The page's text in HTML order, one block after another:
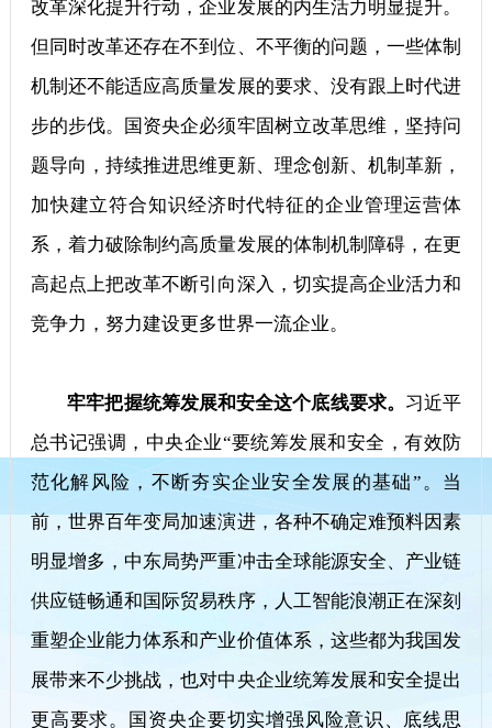
改革深化提升行动，企业发展的内生活力明显提升。
但同时改革还存在不到位、不平衡的问题，一些体制
机制还不能适应高质量发展的要求、没有跟上时代进
步的步伐。国资央企必须牢固树立改革思维，坚持问
题导向，持续推进思维更新、理念创新、机制革新，
加快建立符合知识经济时代特征的企业管理运营体
系，着力破除制约高质量发展的体制机制障碍，在更
高起点上把改革不断引向深入，切实提高企业活力和
竞争力，努力建设更多世界一流企业。
牢牢把握统筹发展和安全这个底线要求。 习近平
总书记强调，中央企业“要统筹发展和安全，有效防
范化解风险，不断夯实企业安全发展的基础”。当
前，世界百年变局加速演进，各种不确定难预料因素
明显增多，中东局势严重冲击全球能源安全、产业链
供应链畅通和国际贸易秩序，人工智能浪潮正在深刻
重塑企业能力体系和产业价值体系，这些都为我国发
展带来不少挑战，也对中央企业统筹发展和安全提出
更高要求。国资央企要切实增强风险意识、底线思